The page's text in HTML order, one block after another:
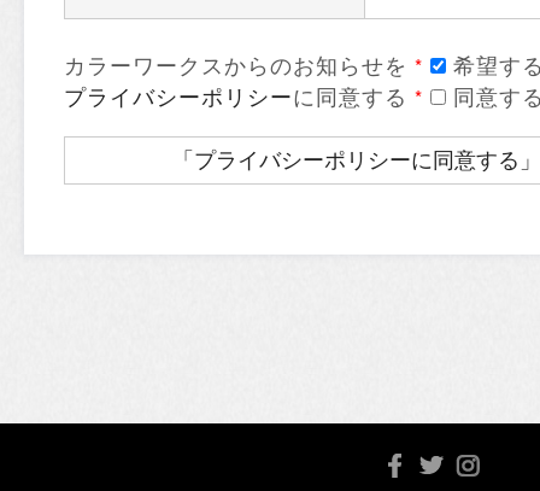
カラーワークスからのお知らせを *
希望す
プライバシーポリシーに同意する * 同意す